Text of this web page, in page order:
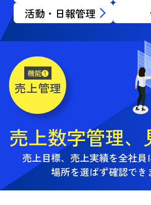
活動・日報管理
機能❶
売上管理
売上数字管理、
売上目標、売上実績を全社員
場所を選ばず確認でき